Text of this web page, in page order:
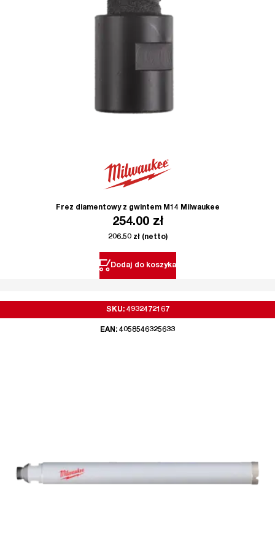
Frez diamentowy z gwintem M14 Milwaukee
254.00 zł
206.50 zł(netto)
Dodaj do koszyka
SKU: 4932472167
EAN: 4058546325633